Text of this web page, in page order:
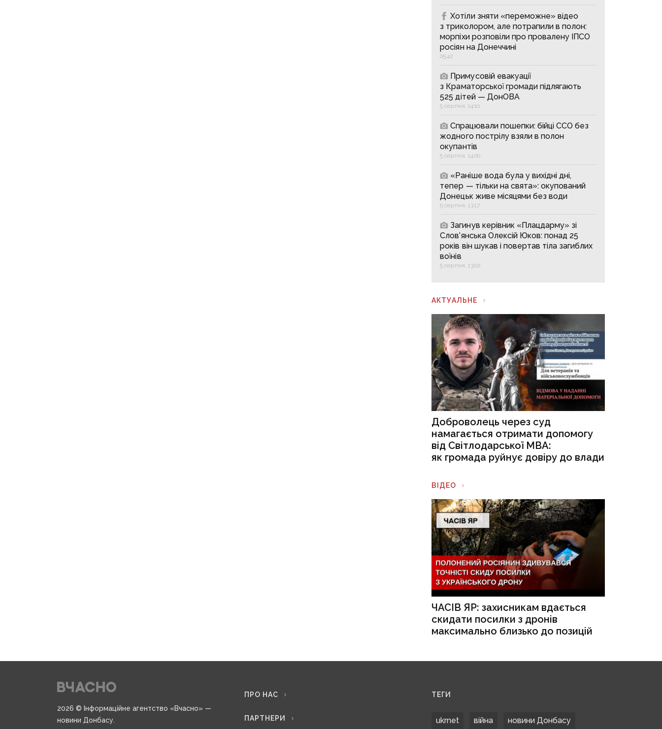
Хотіли зняти «переможне» відео
з триколором, але потрапили в полон:
морпіхи розповіли про провалену ІПСО
росіян на Донеччині
05:42
Примусовій евакуації
з Краматорської громади підлягають
525 дітей — ДонОВА
5 серпня, 14:10
Спрацювали пошепки: бійці ССО без
жодного пострілу взяли в полон
окупантів
5 серпня, 14:00
«Раніше вода була у вихідні дні,
тепер — тільки на свята»: окупований
Донецьк живе місяцями без води
5 серпня, 13:17
Загинув керівник «Плацдарму» зі
Слов’янська Олексій Юков: понад 25
років він шукав і повертав тіла загиблих
воїнів
5 серпня, 13:02
АКТУАЛЬНЕ
Доброволець через суд
намагається отримати допомогу
від Світлодарської МВА:
як громада руйнує довіру до влади
ВІДЕО
ЧАСІВ ЯР: захисникам вдається
скидати посилки з дронів
максимально близько до позицій
2026 © Інформаційне агентство «Вчасно» —
новини Донбасу.
ПРО НАС
ПАРТНЕРИ
ТЕГИ
ukrnet війна новини Донбасу